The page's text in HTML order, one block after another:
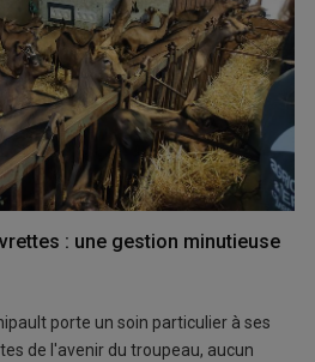
: une gestion minutieuse
porte un soin particulier à ses
de l'avenir du troupeau, aucun